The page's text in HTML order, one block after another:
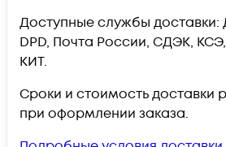
Доступные службы доставки:
DPD, Почта России, СДЭК,
КИТ.
Сроки и стоимость доставки
при оформлении заказа.